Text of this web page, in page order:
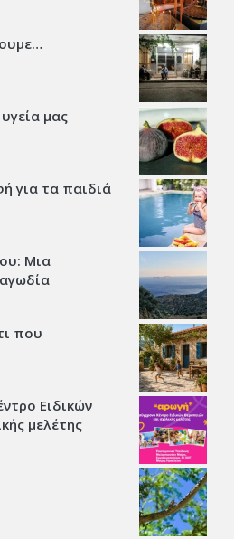
μας
για τα παιδιά
Μια
που
Ειδικών
μελέτης